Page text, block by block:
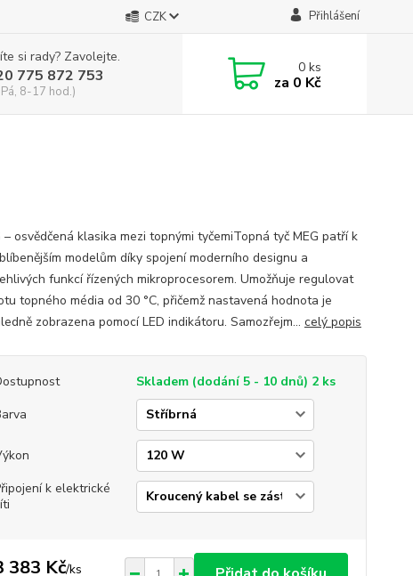
CZK Přihlášení
si rady? Zavolejte.
775 872 753
8-17 hod.)
0ks
za 0 Kč
– osvědčená klasika mezi topnými tyčemiTopná tyč MEG patří k
modelům díky spojení moderního designu a
funkcí řízených mikroprocesorem. Umožňuje regulovat
topného média od 30 °C, přičemž nastavená hodnota je
zobrazena pomocí LED indikátoru. Samozřejm... celý popis
Skladem (dodání 5 - 10 dnů) 2 ks
k elektrické
383 Kč/ks